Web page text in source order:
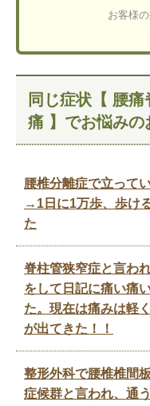
お客様の
同じ症状【 腰
痛 】でお悩みの
腰椎分離症で立って
→1日に1万歩、歩け
た
脊柱管狭窄症と言わ
をして日記に痛い痛
た。現在は痛みは軽
が出てきた！！
整形外科で腰椎椎間
症候群と言われ、通